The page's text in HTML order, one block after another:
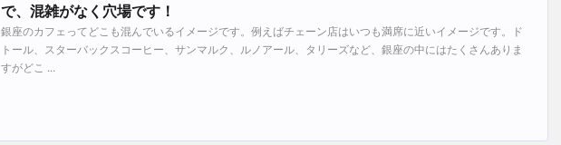
で、混雑がなく穴場です！
銀座のカフェってどこも混んでいるイメージです。例えばチェーン店はいつも満席に近いイメージです。ド
トール、スターバックスコーヒー、サンマルク、ルノアール、タリーズなど、銀座の中にはたくさんありま
すがどこ ...